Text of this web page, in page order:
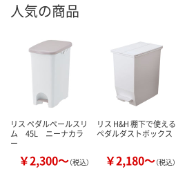
人気の商品
リス ペダルペールスリ
ム 45L ニーナカラ
ー
￥2,300～（税込）
リス H&H 棚下で使える
ペダルダストボックス
￥2,180～（税込）